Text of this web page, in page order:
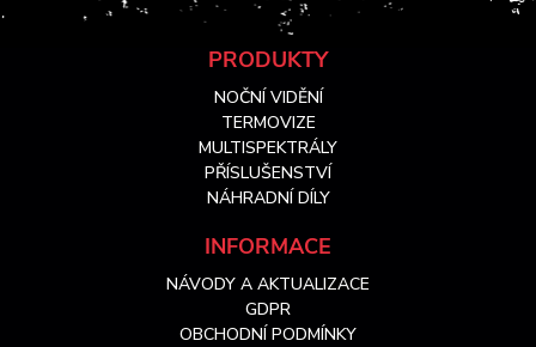
PRODUKTY
NOČNÍ VIDĚNÍ
TERMOVIZE
MULTISPEKTRÁLY
PŘÍSLUŠENSTVÍ
NÁHRADNÍ DÍLY
INFORMACE
NÁVODY A AKTUALIZACE
GDPR
OBCHODNÍ PODMÍNKY